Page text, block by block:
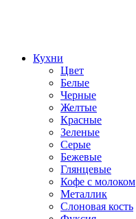
Кухни
Цвет
Белые
Черные
Желтые
Красные
Зеленые
Серые
Бежевые
Глянцевые
Кофе с молоком
Металлик
Слоновая кость